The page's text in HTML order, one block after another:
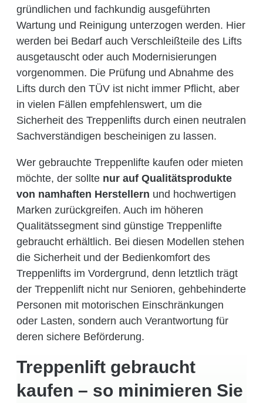
gründlichen und fachkundig ausgeführten
Wartung und Reinigung unterzogen werden. Hier
werden bei Bedarf auch Verschleißteile des Lifts
ausgetauscht oder auch Modernisierungen
vorgenommen. Die Prüfung und Abnahme des
Lifts durch den TÜV ist nicht immer Pflicht, aber
in vielen Fällen empfehlenswert, um die
Sicherheit des Treppenlifts durch einen neutralen
Sachverständigen bescheinigen zu lassen.
Wer gebrauchte Treppenlifte kaufen oder mieten
möchte, der sollte nur auf Qualitätsprodukte
von namhaften Herstellern und hochwertigen
Marken zurückgreifen. Auch im höheren
Qualitätssegment sind günstige Treppenlifte
gebraucht erhältlich. Bei diesen Modellen stehen
die Sicherheit und der Bedienkomfort des
Treppenlifts im Vordergrund, denn letztlich trägt
der Treppenlift nicht nur Senioren, gehbehinderte
Personen mit motorischen Einschränkungen
oder Lasten, sondern auch Verantwortung für
deren sichere Beförderung.
Treppenlift gebraucht
kaufen – so minimieren Sie